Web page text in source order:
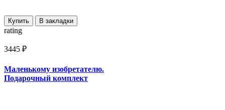
Купить В закладки
rating
3445 ₽
Маленькому изобретателю.
Подарочный комплект